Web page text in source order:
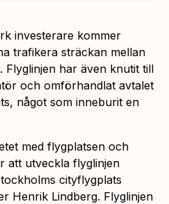
investerare kommer
trafikera sträckan mellan
har även knutit till
och omförhandlat avtalet
något som inneburit en
med flygplatsen och
att utveckla flyglinjen
cityflygplats
Henrik Lindberg. Flyglinjen